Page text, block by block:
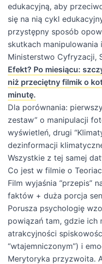
edukacyjną, aby
się na nią cykl
przystępny sposób
skutkach manipulowania
Ministerstwo Cyfryzacji,
Efekt? Po miesiącu:
niż przeciętny filmik o
minutę.
Dla porównania:
zestaw” o manipulacji
wyświetleń, drugi
dezinformacji
Wszystkie z tej samej
Co jest w filmie o
Film wyjaśnia “przepis”
faktów + duża porcja
Porusza psychologię
powiązań tam, gdzie ich
atrakcyjności
“wtajemniczonym”) i
Merytoryka przyzwoita.